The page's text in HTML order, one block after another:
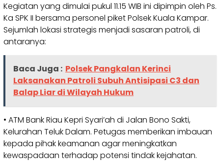
Kegiatan yang dimulai pukul 11.15 WIB ini dipimpin oleh Ps.
Ka SPK II bersama personel piket Polsek Kuala Kampar.
Sejumlah lokasi strategis menjadi sasaran patroli, di
antaranya:
Baca Juga : Polsek Pangkalan Kerinci
Laksanakan Patroli Subuh Antisipasi C3 dan
Balap Liar di Wilayah Hukum
• ATM Bank Riau Kepri Syari’ah di Jalan Bono Sakti,
Kelurahan Teluk Dalam. Petugas memberikan imbauan
kepada pihak keamanan agar meningkatkan
kewaspadaan terhadap potensi tindak kejahatan.